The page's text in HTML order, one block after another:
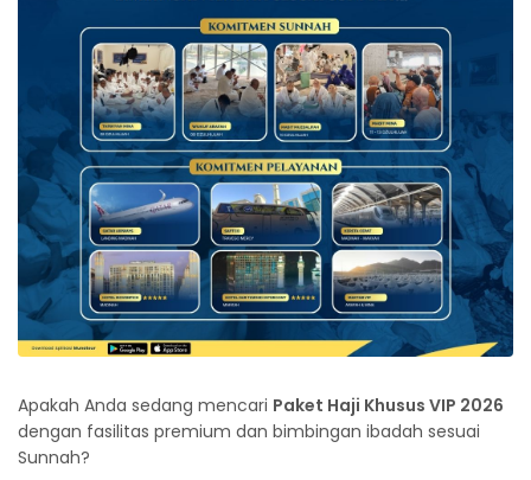
Apakah Anda sedang mencari Paket Haji Khusus VIP 2026
dengan fasilitas premium dan bimbingan ibadah sesuai
Sunnah?